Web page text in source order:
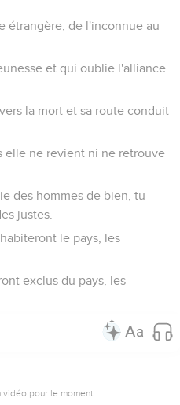
étrangère, de l'inconnue au
et qui oublie l'alliance
la mort et sa route conduit
elle ne revient ni ne retrouve
des hommes de bien, tu
justes.
le pays, les
exclus du pays, les
pour le moment.